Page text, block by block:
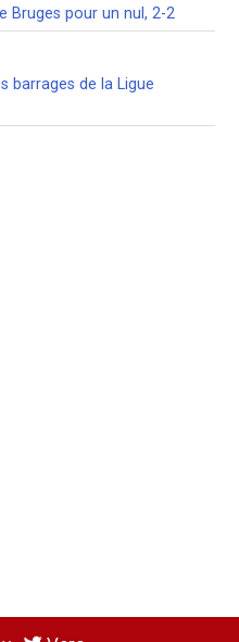
Bruges pour un nul, 2-2
barrages de la Ligue